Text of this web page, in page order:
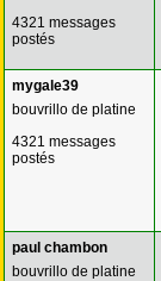
4321 messages
postés
mygale39
bouvrillo de platine
4321 messages
postés
paul chambon
bouvrillo de platine